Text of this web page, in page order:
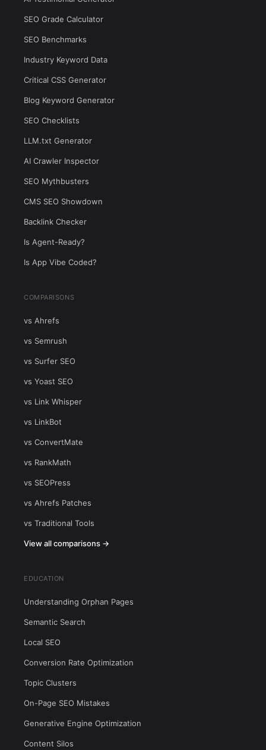
SEO Grade Calculator
SEO Benchmarks
Industry Keyword Data
Critical CSS Generator
Blog Keyword Generator
SEO Checklists
LLM.txt Generator
AI Crawler Inspector
SEO Mythbusters
CMS SEO Showdown
Backlink Checker
Is Agent-Ready?
Is App Vibe Coded?
COMPARISONS
vs Ahrefs
vs Semrush
vs Surfer SEO
vs Yoast SEO
vs Link Whisper
vs LinkBot
vs ConvertMate
vs RankMath
vs SEOPress
vs Ahrefs Patches
vs Traditional Tools
View all comparisons →
EDUCATION
Understanding Orphan Pages
Semantic Search
Local SEO
Conversion Rate Optimization
Topic Clusters
On-Page SEO Mistakes
Generative Engine Optimization
Content Silos